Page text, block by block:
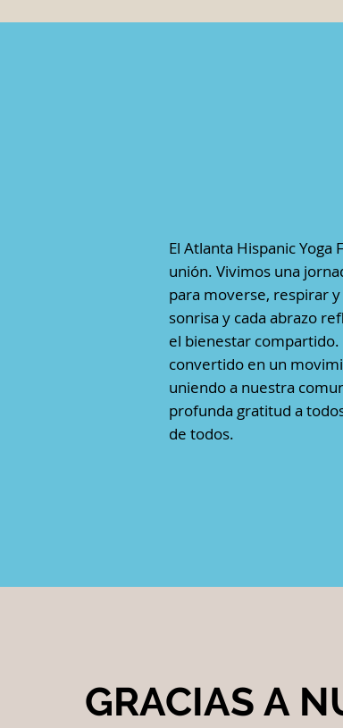
El Atlanta Hispanic
unión. Vivimos una
para moverse, respirar
sonrisa y cada abrazo
el bienestar
convertido en un
uniendo a nuestra
profunda gratitud a
de todos.
GRACIAS A